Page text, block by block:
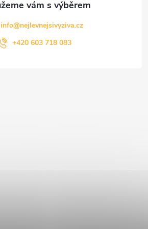
info@nejlevnejsivyziva.cz
+420 603 718 083